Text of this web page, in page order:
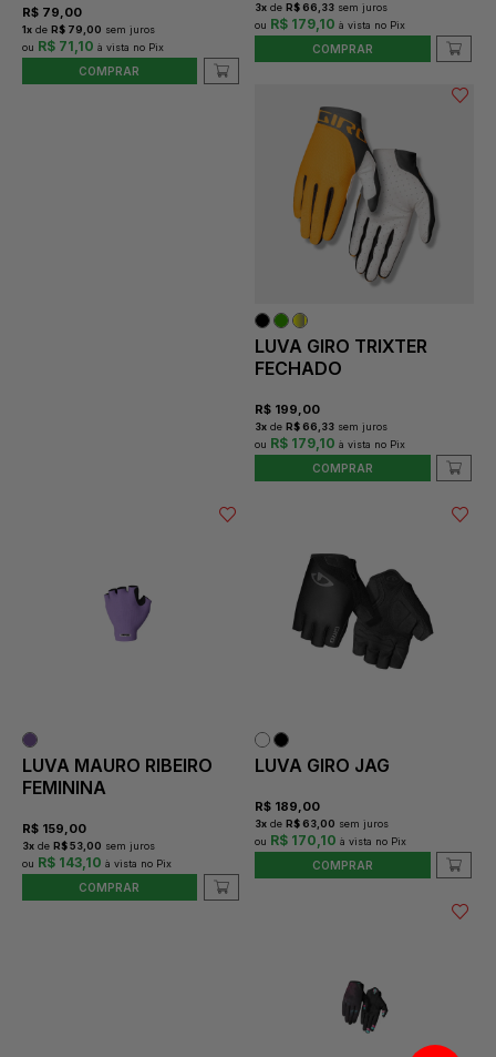
R$ 79,00
1x de R$ 79,00 sem juros
R$ 71,10
COMPRAR
3x de R$ 66,33 sem juros
R$ 179,10
COMPRAR
LUVA GIRO TRIXTER
FECHADO
R$ 199,00
3x de R$ 66,33 sem juros
R$ 179,10
COMPRAR
LUVA MAURO RIBEIRO
FEMININA
R$ 159,00
3x de R$ 53,00 sem juros
R$ 143,10
COMPRAR
LUVA GIRO JAG
R$ 189,00
3x de R$ 63,00 sem juros
R$ 170,10
COMPRAR